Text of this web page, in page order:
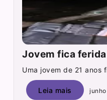
Jovem fica
Uma jovem de 21 anos
Leia mais